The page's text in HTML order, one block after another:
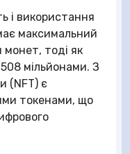
і використання
максимальний
монет, тоді як
мільйонами. З
(NFT) є
токенами, що